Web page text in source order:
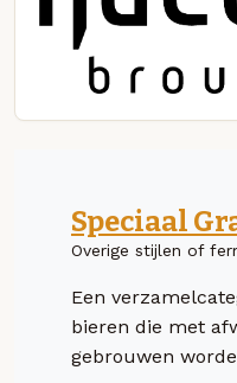
Speciaal
Overige stijlen of
Een
bieren die met
gebrouwen